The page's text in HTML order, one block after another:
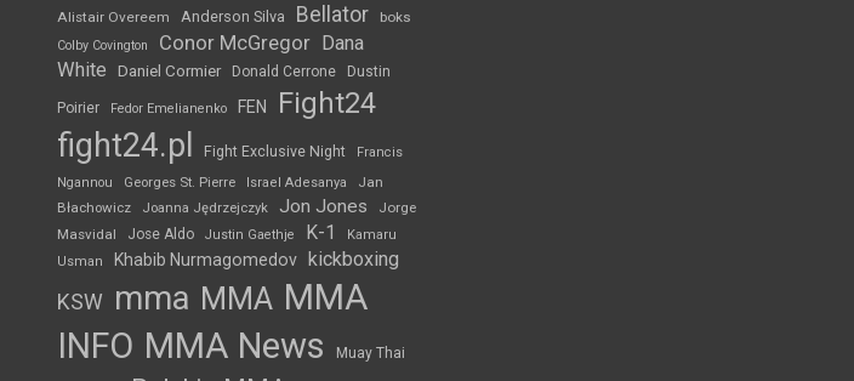
Alistair Overeem Anderson Silva Bellator boks
Colby Covington Conor McGregor Dana
White
Daniel Cormier Donald Cerrone Dustin
Poirier Fedor Emelianenko FEN Fight24
fight24.pl Fight Exclusive Night
Francis
Ngannou
Georges St. Pierre Israel Adesanya
Jan
Błachowicz
Joanna Jędrzejczyk Jon Jones
Jorge
Masvidal
Jose Aldo Justin Gaethje K-1
Kamaru
Usman
Khabib Nurmagomedov kickboxing
KSW mma MMA MMA
INFO MMA News Muay Thai